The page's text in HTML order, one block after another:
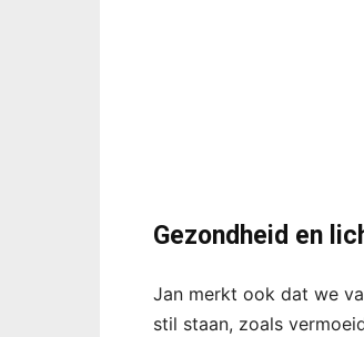
Gezondheid en
Jan merkt ook dat we
stil staan, zoals